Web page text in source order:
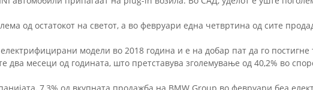
од остатокот на светот, а во февруари една четвртина од сите
модели во 2018 година и е на добар пат да го
два месеци од годината, што претставува зголемување од 40,2% во